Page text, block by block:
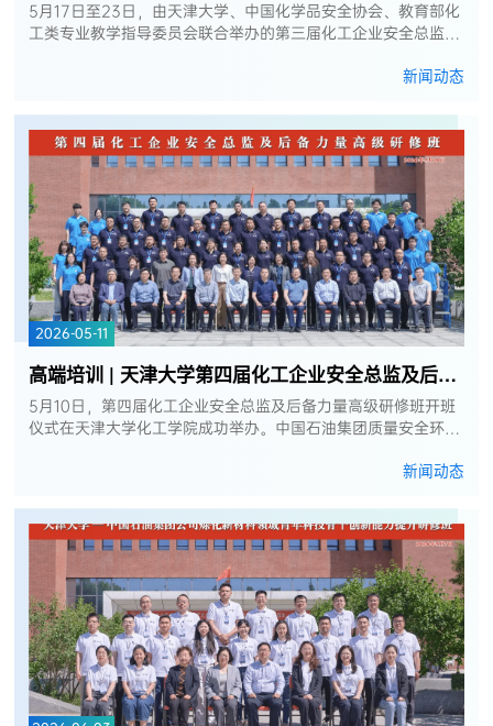
5月17日至23日，由天津大学、中国化学品安全协会、教育部化
工类专业教学指导委员会联合举办的第三届化工企业安全总监及
新闻动态
2026-05-11
高端培训 | 天津大学第四届化工企业安全总监及后备力量高级研修班开班仪式...
5月10日，第四届化工企业安全总监及后备力量高级研修班开班
仪式在天津大学化工学院成功举办。中国石油集团质量安全环保
新闻动态